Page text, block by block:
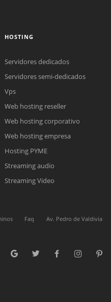
online
electrónico con el enlace a
online.
a la brevedad.
con sus datos personales.
HOSTING
Servidores dedicados
Servidores semi-dedicados
Vps
Web hosting reseller
Web hosting corporativo
Web hosting empresa
Hosting PYME
Streaming audio
Streaming Video
Faq
Av. Pedro de Valdivia